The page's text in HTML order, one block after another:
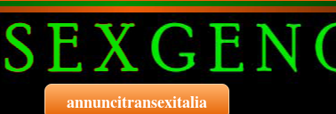
annuncitransexitalia